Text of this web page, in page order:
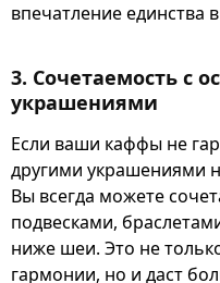
впечатление единства
3. Сочетаемость с
украшениями
Если ваши каффы не
другими украшениями
Вы всегда можете
подвесками,
ниже шеи. Это не
гармонии, но и даст